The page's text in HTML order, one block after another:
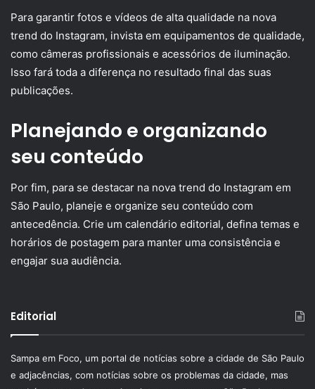
Para garantir fotos e vídeos de alta qualidade na nova
trend do Instagram, invista em equipamentos de qualidade,
como câmeras profissionais e acessórios de iluminação.
Isso fará toda a diferença no resultado final das suas
publicações.
Planejando e organizando
seu conteúdo
Por fim, para se destacar na nova trend do Instagram em
São Paulo, planeje e organize seu conteúdo com
antecedência. Crie um calendário editorial, defina temas e
horários de postagem para manter uma consistência e
engajar sua audiência.
Editorial
Sampa em Foco, um portal de notícias sobre a cidade de São Paulo
e adjacências, com notícias sobre os problemas da cidade, mas